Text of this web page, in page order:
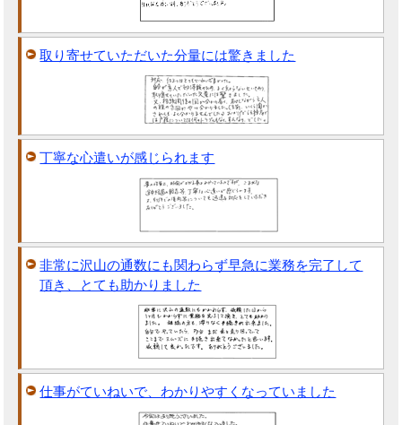
取り寄せていただいた分量には驚きました
丁寧な心遣いが感じられます
非常に沢山の通数にも関わらず早急に業務を完了して
頂き、とても助かりました
仕事がていねいで、わかりやすくなっていました